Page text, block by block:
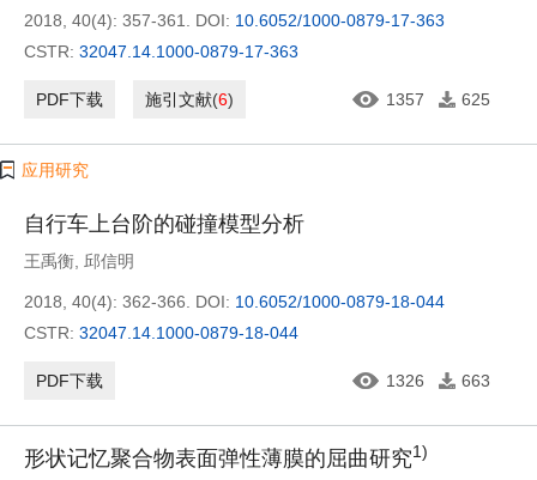
2018, 40(4): 357-361. DOI: 10.6052/1000-0879-17-363
CSTR: 32047.14.1000-0879-17-363
PDF下载 施引文献(6) 1357 625
应用研究
自行车上台阶的碰撞模型分析
王禹衡 邱信明
2018, 40(4): 362-366. DOI: 10.6052/1000-0879-18-044
CSTR: 32047.14.1000-0879-18-044
PDF下载 1326 663
形状记忆聚合物表面弹性薄膜的屈曲研究1)